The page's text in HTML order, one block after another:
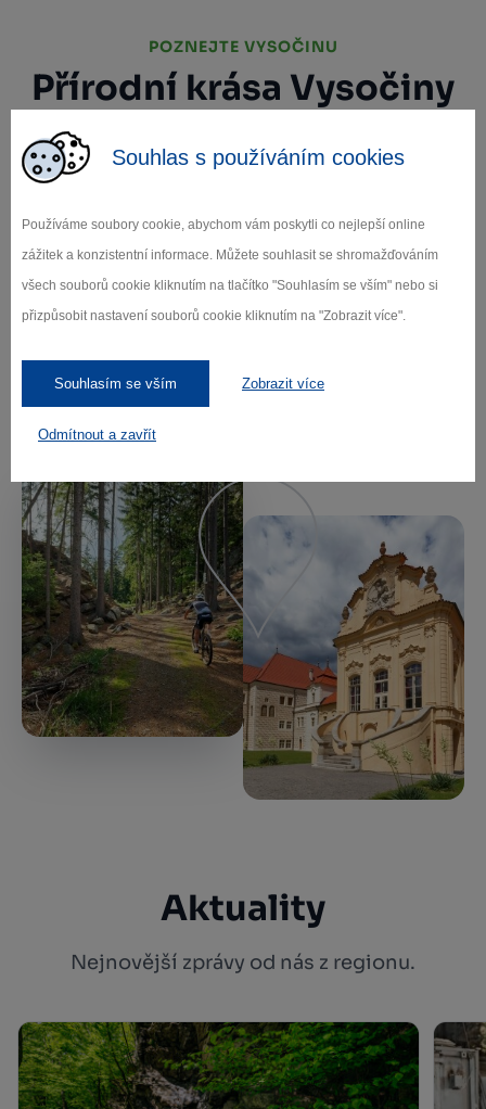
Souhlas s používáním cookies
Používáme soubory cookie, abychom vám poskytli co nejlepší online
zážitek a konzistentní informace. Můžete souhlasit se shromažďováním
všech souborů cookie kliknutím na tlačítko "Souhlasím se vším" nebo si
přizpůsobit nastavení souborů cookie kliknutím na "Zobrazit více".
Souhlasím se vším Zobrazit více
Odmítnout a zavřít
POZNEJTE VYSOČINU
Přírodní krása Vysočiny
Přírodní krása Vysočiny láká milovníky turistiky,
cyklistiky a dalších outdoorových aktivit.
kolem malebných rybníků až po náročnější
výstupy na kopce s úchvatnými panoramatickými
výhledy. Vysočina je také známá místními
regionálních specialit.
Více o Vysočině
Aktuality
Nejnovější zprávy od nás z regionu.